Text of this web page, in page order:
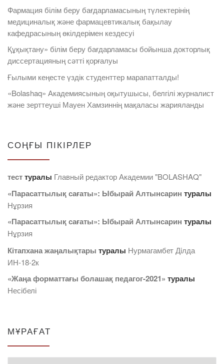
Фармация білім беру бағдарламасының түлектерінің
медициналық және фармацевтикалық бақылау
кафедрасының өкілдерімен кездесуі
Құқықтану» білім беру бағдарламасы бойынша докторлық
диссертацияның сәтті қорғалуы
Ғылыми кеңесте үздік студенттер марапатталды!
«Bolashaq» Академиясының оқытушысы, белгілі журналист
және зерттеуші Мауен Хамзиннің мақаласы жарияланды
СОҢҒЫ ПІКІРЛЕР
тесттуралы Главный редактор Академии "BOLASHAQ"
«Парасаттылық сағаты»: Ыбырай Алтынсарин туралы
Нұрзия
«Парасаттылық сағаты»: Ыбырай Алтынсарин туралы
Нұрзия
Кітапхана жаңалықтары туралы Нурмагамбет Дiлда
ИН-18-2к
«Жаңа форматтағы болашақ педагог-2021» туралы
Несібелі
МҰРАҒАТ